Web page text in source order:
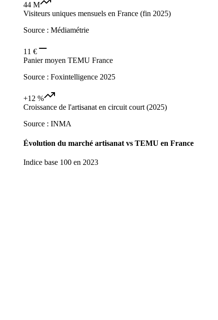
44 M
Visiteurs uniques mensuels en France (fin 2025)
Source : Médiamétrie
11 €
Panier moyen TEMU France
Source : Foxintelligence 2025
+12 %
Croissance de l'artisanat en circuit court (2025)
Source : INMA
Évolution du marché artisanat vs TEMU en France
Indice base 100 en 2023